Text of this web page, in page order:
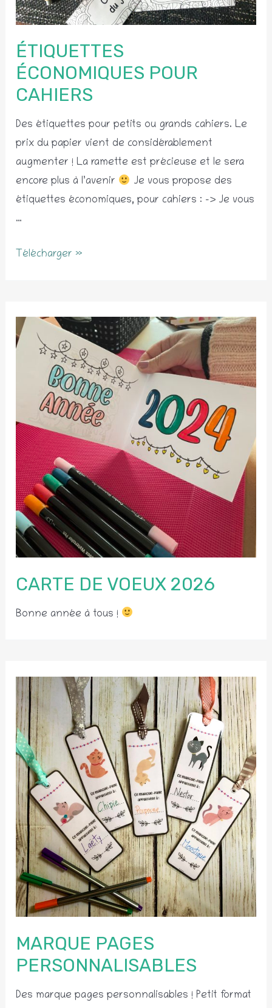
ÉTIQUETTES
ÉCONOMIQUES POUR
CAHIERS
Des étiquettes pour petits ou grands cahiers. Le
prix du papier vient de considérablement
augmenter ! La ramette est précieuse et le sera
encore plus à l’avenir
Je vous propose des
étiquettes économiques, pour cahiers : -> Je vous
…
Étiquettes
Télécharger »
CARTE DE VOEUX 2026
Bonne année à tous !
MARQUE PAGES
PERSONNALISABLES
Des marque pages personnalisables ! Petit format